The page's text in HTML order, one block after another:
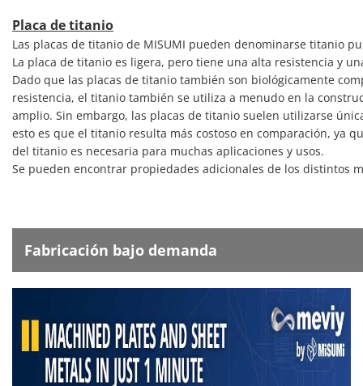
Placa de titanio
Las placas de titanio de MISUMI pueden denominarse titanio
La placa de titanio es ligera, pero tiene una alta resistencia y
Dado que las placas de titanio también son biológicamente
resistencia, el titanio también se utiliza a menudo en la
amplio. Sin embargo, las placas de titanio suelen utilizarse
esto es que el titanio resulta más costoso en comparación, ya
del titanio es necesaria para muchas aplicaciones y usos.
Se pueden encontrar propiedades adicionales de los distintos
Fabricación bajo demanda